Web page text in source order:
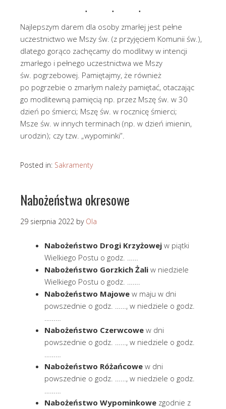
Najlepszym darem dla osoby zmarłej jest pełne
uczestnictwo we Mszy św. (z przyjęciem Komunii św.),
dlatego gorąco zachęcamy do modlitwy w intencji
zmarłego i pełnego uczestnictwa we Mszy
św. pogrzebowej. Pamiętajmy, że również
po pogrzebie o zmarłym należy pamiętać, otaczając
go modlitewną pamięcią np. przez Mszę św. w 30
dzień po śmierci; Mszę św. w rocznicę śmierci;
Msze św. w innych terminach (np. w dzień imienin,
urodzin); czy tzw. „wypominki”.
Posted in: Sakramenty
Nabożeństwa okresowe
29 sierpnia 2022 by Ola
Nabożeństwo Drogi Krzyżowej w piątki
Wielkiego Postu o godz. ……
Nabożeństwo Gorzkich Żali w niedziele
Wielkiego Postu o godz. …….
Nabożeństwo Majowe w maju w dni
powszednie o godz. ……, w niedziele o godz.
………
Nabożeństwo Czerwcowe w dni
powszednie o godz. ……, w niedziele o godz.
………
Nabożeństwo Różańcowe w dni
powszednie o godz. ……, w niedziele o godz.
………
Nabożeństwo Wypominkowe zgodnie z